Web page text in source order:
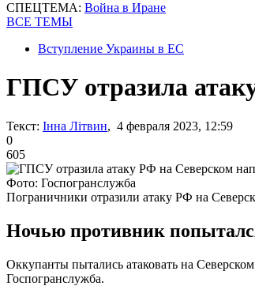
СПЕЦТЕМА: Война в Иране
ВСЕ ТЕМЫ
Вступление Украины в ЕС
ГПСУ отразила
Текст: Інна Літвин, 4 февраля 2023, 12:59
0
605
Фото: Госпогранслужба
Пограничники отразили атаку РФ на
Ночью противник
Оккупанты пытались атаковать на
Госпогранслужба.